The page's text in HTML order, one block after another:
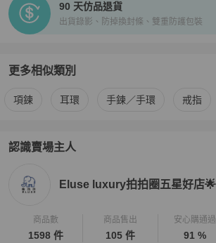
90 天仿品退貨
出貨錄影、防掉換封條、雙重防護包裝
更多相似類別
更多BVLGARI女士配件相似商品推薦
項鍊 耳環 手鍊／手環 戒指
認識賣場主人
PopChill 拍拍圈嚴選賣家 Eluse luxury拍
商品數
1598 件
商品售出
105 件
安心購通過
91 %